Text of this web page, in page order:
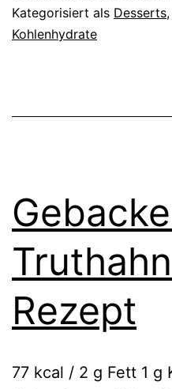
Kategorisiert als Desserts,
Kohlenhydrate
Rezept
77 kcal / 2 g Fett 1 g